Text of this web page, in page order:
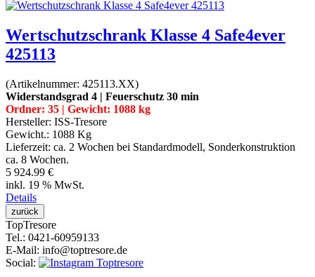
Wertschutzschrank Klasse 4 Safe4ever
425113
(Artikelnummer: 425113.XX)
Widerstandsgrad 4 | Feuerschutz 30 min
Ordner: 35 | Gewicht: 1088 kg
Hersteller: ISS-Tresore
Gewicht.: 1088 Kg
Lieferzeit: ca. 2 Wochen bei Standardmodell, Sonderkonstruktion
ca. 8 Wochen.
5 924.99 €
inkl. 19 % MwSt.
Details
TopTresore
Tel.: 0421-60959133
E-Mail: info@toptresore.de
Social: